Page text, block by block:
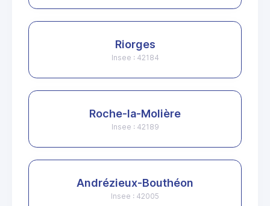
Riorges
Insee : 42184
Roche-la-Molière
Insee : 42189
Andrézieux-Bouthéon
Insee : 42005